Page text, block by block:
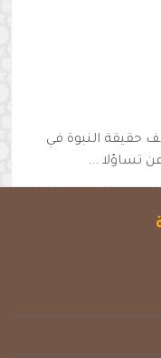
حقيقة النبوة في
تساؤلا ...